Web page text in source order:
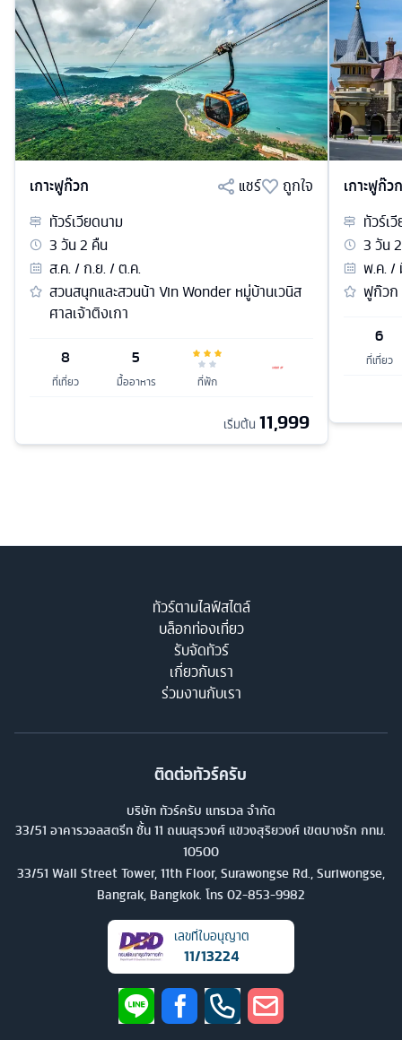
เกาะฟูก๊วก แชร์
ถูกใจ
ทัวร์เวียดนาม
3วัน2 คืน
ส.ค. / ก.ย. / ต.ค.
สวนสนุกและสวนน้า Vin Wonder หมู่บ้านเวนิส
ศาลเจ้าติงเกา
8
ที่เที่ยว
5
มื้ออาหาร ที่พัก
เริ่มต้น 11,999
เกาะฟูก๊วก
ทัวร์เ
3วัน2
พ.ค. /
ฟูก๊วก
6
ที่เที่ยว
ทัวร์ตามไลฟ์สไตล์
บล็อกท่องเที่ยว
รับจัดทัวร์
เกี่ยวกับเรา
ร่วมงานกับเรา
ติดต่อทัวร์ครับ
บริษัท ทัวร์ครับ แทรเวล จำกัด
33/51 อาคารวอลสตรีท ชั้น 11 ถนนสุรวงศ์ แขวงสุริยวงศ์ เขตบางรัก กทม.
10500
33/51 Wall Street Tower, 11th Floor, Surawongse Rd., Suriwongse,
Bangrak, Bangkok. โทร 02-853-9982
เลขที่ใบอนุญาต
11/13224